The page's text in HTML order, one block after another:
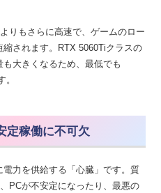
りもさらに高速で、ゲームのロー
されます。RTX 5060Tiクラスの
大きくなるため、最低でも
定稼働に不可欠
力を供給する「心臓」です。質
PCが不安定になったり、最悪の